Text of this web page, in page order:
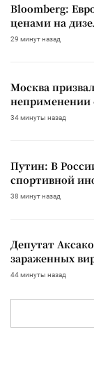
Bloomberg:
ценами на
29 минут назад
Москва
неприменении
34 минуты назад
Путин: В
спортивной
38 минут назад
Депутат
зараженных
44 минуты назад